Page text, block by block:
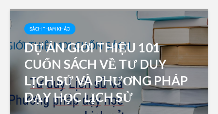
SÁCH THAM KHẢO
DỰ ÁN GIỚI THIỆU 101
CUỐN SÁCH VỀ TƯ DUY
LỊCH SỬ VÀ PHƯƠNG PHÁP
DẠY HỌC LỊCH SỬ